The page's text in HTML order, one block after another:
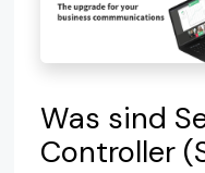
Was sind
Controller